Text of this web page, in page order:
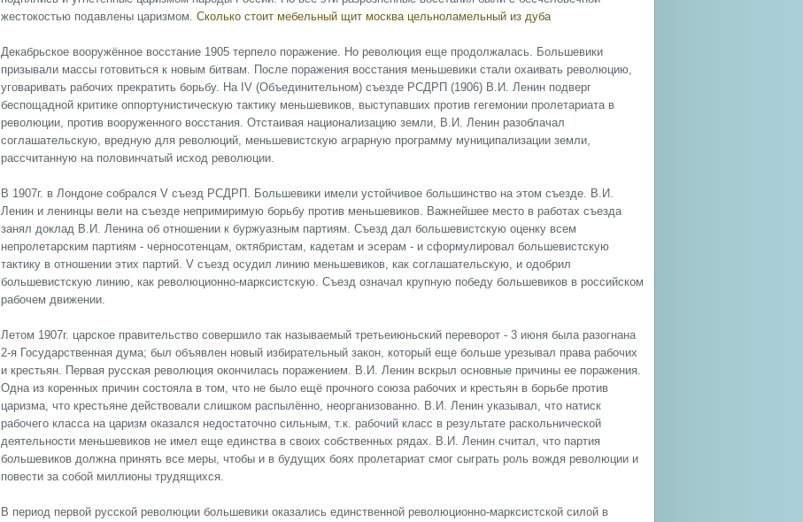
жестокостью подавлены царизмом. Сколько стоит мебельный щит москва цельноламельный из дуба
Декабрьское вооружённое восстание 1905 терпело поражение. Но революция еще продолжалась. Большевики
призывали массы готовиться к новым битвам. После поражения восстания меньшевики стали охаивать революцию,
уговаривать рабочих прекратить борьбу. На IV (Объединительном) съезде РСДРП (1906) В.И. Ленин подверг
беспощадной критике оппортунистическую тактику меньшевиков, выступавших против гегемонии пролетариата в
революции, против вооруженного восстания. Отстаивая национализацию земли, В.И. Ленин разоблачал
соглашательскую, вредную для революций, меньшевистскую аграрную программу муниципализации земли,
рассчитанную на половинчатый исход революции.
В 1907г. в Лондоне собрался V съезд РСДРП. Большевики имели устойчивое большинство на этом съезде. В.И.
Ленин и ленинцы вели на съезде непримиримую борьбу против меньшевиков. Важнейшее место в работах съезда
занял доклад В.И. Ленина об отношении к буржуазным партиям. Съезд дал большевистскую оценку всем
непролетарским партиям - черносотенцам, октябристам, кадетам и эсерам - и сформулировал большевистскую
тактику в отношении этих партий. V съезд осудил линию меньшевиков, как соглашательскую, и одобрил
большевистскую линию, как революционно-марксистскую. Съезд означал крупную победу большевиков в российском
рабочем движении.
Летом 1907г. царское правительство совершило так называемый третьеиюньский переворот - 3 июня была разогнана
2-я Государственная дума; был объявлен новый избирательный закон, который еще больше урезывал права рабочих
и крестьян. Первая русская революция окончилась поражением. В.И. Ленин вскрыл основные причины ее поражения.
Одна из коренных причин состояла в том, что не было ещё прочного союза рабочих и крестьян в борьбе против
царизма, что крестьяне действовали слишком распылённо, неорганизованно. В.И. Ленин указывал, что натиск
рабочего класса на царизм оказался недостаточно сильным, т.к. рабочий класс в результате раскольнической
деятельности меньшевиков не имел еще единства в своих собственных рядах. В.И. Ленин считал, что партия
большевиков должна принять все меры, чтобы и в будущих боях пролетариат смог сыграть роль вождя революции и
повести за собой миллионы трудящихся.
В период первой русской революции большевики оказались единственной революционно-марксистской силой в